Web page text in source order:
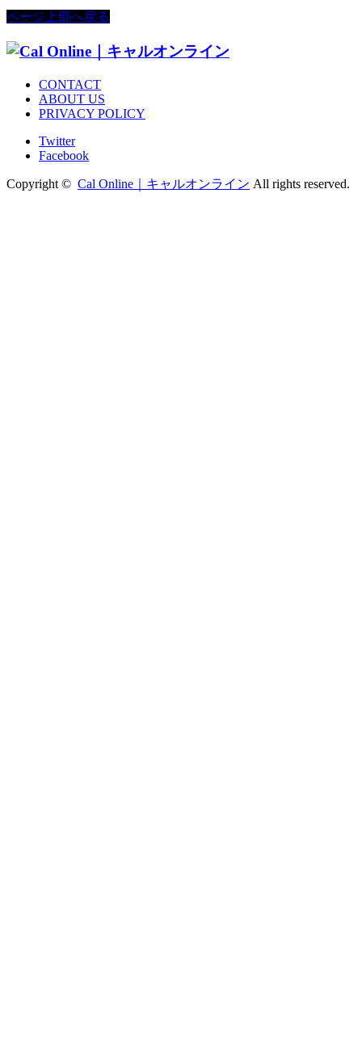
ページ上部へ戻る
CONTACT
ABOUT US
PRIVACY POLICY
Twitter
Facebook
Copyright © Cal Online｜キャルオンライン All rights reserved.